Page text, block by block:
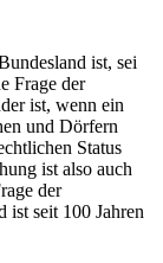
ist, sei
Frage der
ist, wenn ein
und Dörfern
Status
ist also auch
der
ist seit 100 Jahren